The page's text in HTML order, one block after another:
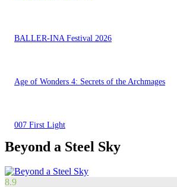
BALLER-INA Festival 2026
Age of Wonders 4: Secrets of the Archmages
007 First Light
Beyond a Steel Sky
8.9